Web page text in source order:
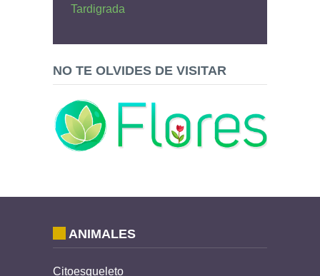
Tardigrada
NO TE OLVIDES DE VISITAR
ANIMALES
Citoesqueleto